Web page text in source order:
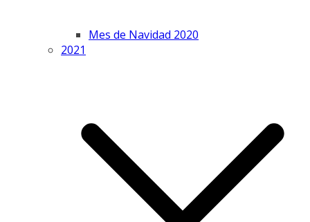
Mes de Navidad 2020
2021